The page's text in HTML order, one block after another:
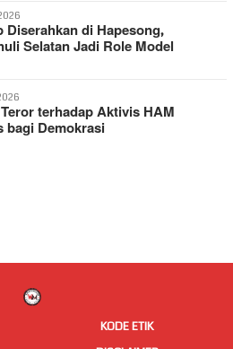
di Hapesong,
Selatan Jadi Role Model
terhadap Aktivis HAM
bagi Demokrasi
KODE ETIK